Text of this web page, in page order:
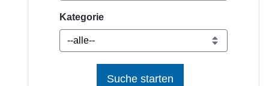
Kategorie
Suche starten